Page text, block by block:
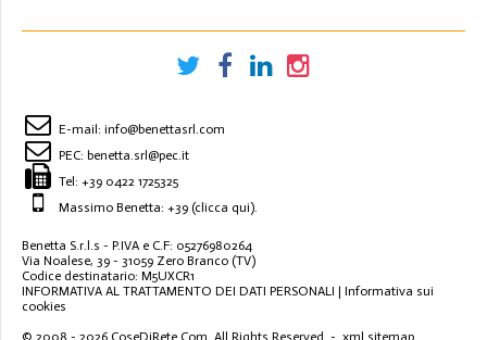
E-mail: info@benettasrl.com
PEC: benetta.srl@pec.it
Tel: +39 0422 1725325
Massimo Benetta: +39 (clicca qui).
Benetta S.r.l.s - P.IVA e C.F: 05276980264
Via Noalese, 39 - 31059 Zero Branco (TV)
Codice destinatario: M5UXCR1
INFORMATIVA AL TRATTAMENTO DEI DATI PERSONALI | Informativa sui
cookies
© 2008 - 2026 CoseDiRete.Com . All Rights Reserved - xml sitemap